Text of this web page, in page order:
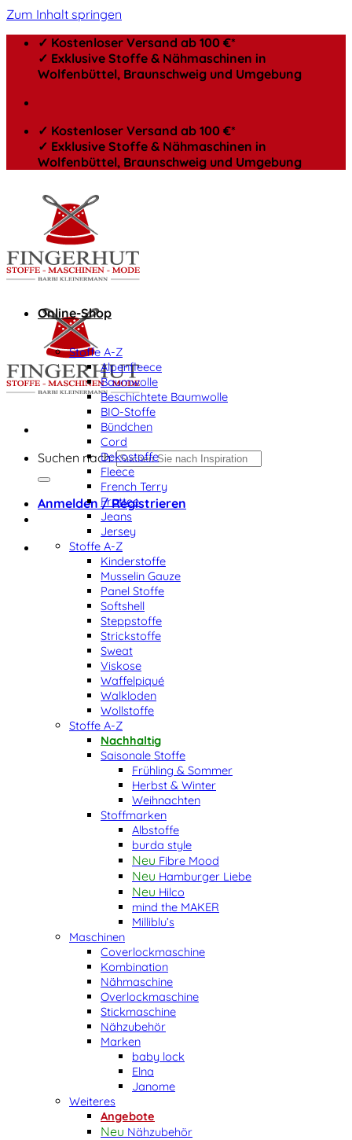
Zum Inhalt springen
✓ Kostenloser Versand ab 100 €*
✓ Exklusive Stoffe & Nähmaschinen in
Wolfenbüttel, Braunschweig und Umgebung
✓ Kostenloser Versand ab 100 €*
✓ Exklusive Stoffe & Nähmaschinen in
Wolfenbüttel, Braunschweig und Umgebung
Suchen nach:
Anmelden / Registrieren
Online-Shop
Stoffe A-Z
Alpenfleece
Baumwolle
Beschichtete Baumwolle
BIO-Stoffe
Bündchen
Cord
Dekostoffe
Fleece
French Terry
Frottee
Jeans
Jersey
Stoffe A-Z
Kinderstoffe
Musselin Gauze
Panel Stoffe
Softshell
Steppstoffe
Strickstoffe
Sweat
Viskose
Waffelpiqué
Walkloden
Wollstoffe
Stoffe A-Z
Nachhaltig
Saisonale Stoffe
Frühling & Sommer
Herbst & Winter
Weihnachten
Stoffmarken
Albstoffe
burda style
Fibre Mood
Hamburger Liebe
Hilco
mind the MAKER
Milliblu’s
Maschinen
Coverlockmaschine
Kombination
Nähmaschine
Overlockmaschine
Stickmaschine
Nähzubehör
Marken
baby lock
Elna
Janome
Weiteres
Angebote
Nähzubehör